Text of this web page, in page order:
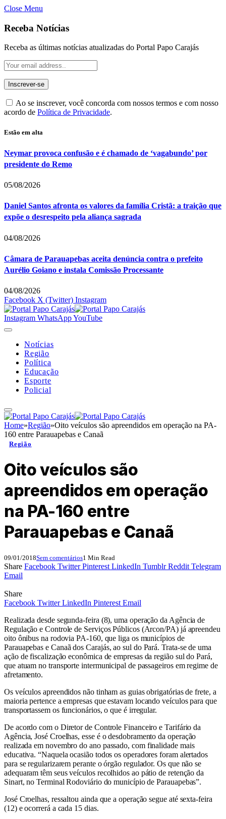
Close Menu
Receba Notícias
Receba as últimas notícias atualizadas do Portal Papo Carajás
Ao se inscrever, você concorda com nossos termos e com nosso
acordo de Política de Privacidade.
Estão em alta
Neymar provoca confusão e é chamado de ‘vagabundo’ por
presidente do Remo
05/08/2026
Daniel Santos afronta os valores da família Cristã: a traição que
expõe o desrespeito pela aliança sagrada
04/08/2026
Câmara de Parauapebas aceita denúncia contra o prefeito
Aurélio Goiano e instala Comissão Processante
04/08/2026
Facebook X (Twitter) Instagram
Instagram WhatsAppYouTube
Notícias
Região
Política
Educação
Esporte
Policial
Home»Região»Oito veículos são apreendidos em operação na PA-
160 entre Parauapebas e Canaã
Região
Oito veículos são
apreendidos em operação
na PA-160 entre
Parauapebas e Canaã
09/01/2018Sem comentários1 Min Read
Share Facebook Twitter Pinterest LinkedIn Tumblr Reddit Telegram
Email
Share
Facebook Twitter LinkedIn Pinterest Email
Realizada desde segunda-feira (8), uma operação da Agência de
Regulação e Controle de Serviços Públicos (Arcon/PA) já apreendeu
oito ônibus na rodovia PA-160, que liga os municípios de
Parauapebas e Canaã dos Carajás, ao sul do Pará. Trata-se de uma
ação de fiscalização econômica de empresas da região sul do Pará,
que atuam no transporte intermunicipal de passageiros em regime de
afretamento.
Os veículos apreendidos não tinham as guias obrigatórias de frete, a
maioria pertence a empresas que estavam locando veículos para que
transportassem os funcionários, o que é irregular.
De acordo com o Diretor de Controle Financeiro e Tarifário da
Agência, José Croelhas, esse é o desdobramento da operação
realizada em novembro do ano passado, com finalidade mais
educativa. “Naquela ocasião todos os operadores foram alertados
para se regularizarem perante o órgão regulador. Os que não se
adequaram têm seus veículos recolhidos ao pátio de retenção da
Sinart, no Terminal Rodoviário do município de Parauapebas”.
José Croelhas, ressaltou ainda que a operação segue até sexta-feira
(12) e ocorrerá a cada 15 dias.